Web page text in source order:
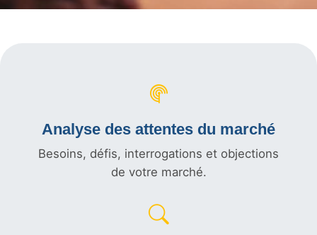
Analyse des attentes du marché
Besoins, défis, interrogations et objections
de votre marché.